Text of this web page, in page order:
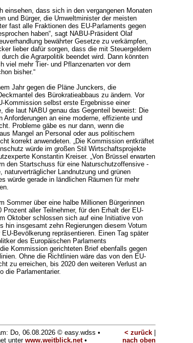
einsehen, dass sich in den vergangenen Monaten
und Bürger, die Umweltminister der meisten
fast alle Fraktionen des EU-Parlaments gegen
haben“, sagt NABU-Präsident Olaf
bewährter Gesetze zu verkämpfen,
lieber dafür sorgen, dass die mit Steuergeldern
die Agrarpolitik beendet wird. Dann könnten
viel mehr Tier- und Pflanzenarten vor dem
bisher.“
Jahr gegen die Pläne Junckers, die
des Bürokratieabbaus zu ändern. Vor
Kommission selbst erste Ergebnisse einer
die laut NABU genau das Gegenteil beweist: Die
Anforderungen an eine moderne, effiziente und
Probleme gäbe es nur dann, wenn die
Mangel an Personal oder aus politischem
korrekt anwendeten. „Die Kommission entkräftet
würde im großen Stil Wirtschaftsprojekte
Konstantin Kreiser. „Von Brüssel erwarten
den Startschuss für eine Naturschutzoffensive -
Landnutzung und grünen
würde gerade in ländlichen Räumen für mehr
Sommer über eine halbe Millionen Bürgerinnen
aller Teilnehmer, für den Erhalt der EU-
Oktober schlossen sich auf eine Initiative von
hin insgesamt zehn Regierungen diesem Votum
Bevölkerung repräsentieren. Einen Tag später
des Europäischen Parlaments
Kommission gerichteten Brief ebenfalls gegen
Ohne die Richtlinien wäre das von den EU-
zu erreichen, bis 2020 den weiteren Verlust an
die Parlamentarier.
Do, 06.08.2026 © easy.wdss •
unter www.weitblick.net•
< zurück
nach oben